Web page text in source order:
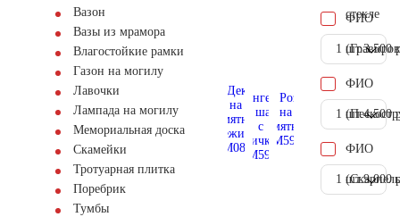
Вазон
Вазы из мрамора
Влагостойкие рамки
Газон на могилу
Лавочки
Лампада на могилу
Мемориальная доска
Скамейки
Тротуарная плитка
Поребрик
Тумбы
стекле
ФИО
1 шт.3.500
ФИО
1 шт.4.500
ФИО
1 шт.9.000